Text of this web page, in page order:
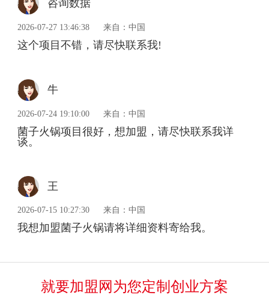
咨询数据
2026-07-27 13:46:38 来自：中国
这个项目不错，请尽快联系我!
牛
2026-07-24 19:10:00 来自：中国
菌子火锅项目很好，想加盟，请尽快联系我详
谈。
王
2026-07-15 10:27:30 来自：中国
我想加盟菌子火锅请将详细资料寄给我。
就要加盟网为您定制创业方案